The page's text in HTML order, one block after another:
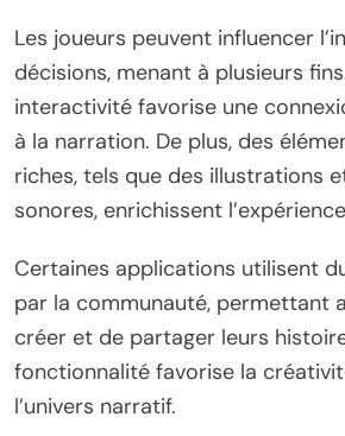
Les joueurs peuvent influencer
décisions, menant à plusieurs
interactivité favorise une
à la narration. De plus, des
riches, tels que des illustrations
sonores, enrichissent
Certaines applications utilisent
par la communauté, permettant
créer et de partager leurs
fonctionnalité favorise la
l’univers narratif.